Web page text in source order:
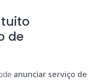
de
anunciar serviço de